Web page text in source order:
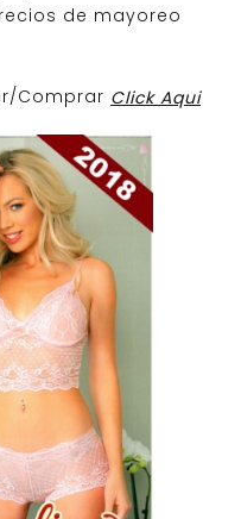
de mayoreo
Comprar Click Aqui